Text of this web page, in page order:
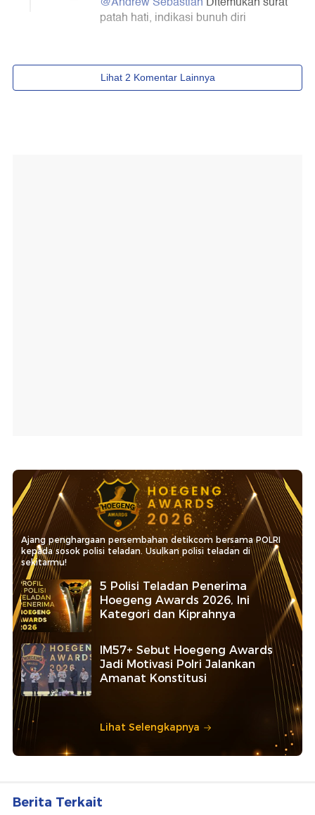
Ajang penghargaan persembahan detikcom bersama POLRI
kepada sosok polisi teladan. Usulkan polisi teladan di
sekitarmu!
5 Polisi Teladan Penerima
Hoegeng Awards 2026, Ini
Kategori dan Kiprahnya
IM57+ Sebut Hoegeng Awards
Jadi Motivasi Polri Jalankan
Amanat Konstitusi
Lihat Selengkapnya
Berita Terkait